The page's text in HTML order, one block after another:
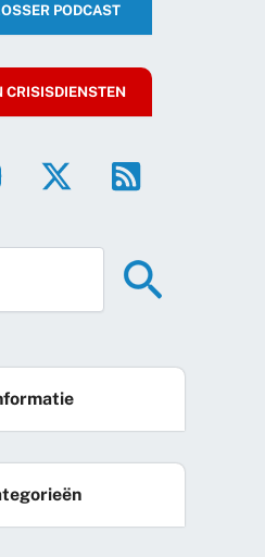
PODCAST
CRISISDIENSTEN